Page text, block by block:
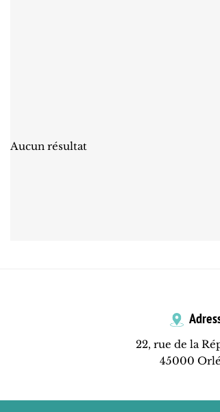
Aucun résultat
22, rue de la
45000